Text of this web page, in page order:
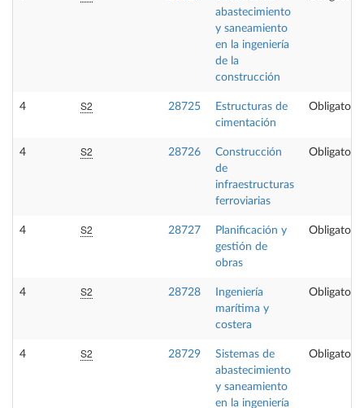
abastecimiento
y saneamiento
en la ingeniería
de la
construcción
4 S2 28725
Estructuras de
cimentación
Obligatoria
4 S2 28726
Construcción
de
infraestructuras
ferroviarias
Obligatoria
4 S2 28727
Planificación y
gestión de
obras
Obligatoria
4 S2 28728
Ingeniería
marítima y
costera
Obligatoria
4 S2 28729
Sistemas de
abastecimiento
y saneamiento
en la ingeniería
Obligatoria